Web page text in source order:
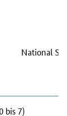
National
bis 7)